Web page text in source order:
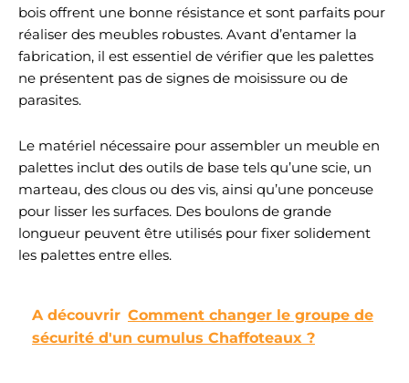
bois offrent une bonne résistance et sont parfaits pour
réaliser des meubles robustes. Avant d’entamer la
fabrication, il est essentiel de vérifier que les palettes
ne présentent pas de signes de moisissure ou de
parasites.
Le matériel nécessaire pour assembler un meuble en
palettes inclut des outils de base tels qu’une scie, un
marteau, des clous ou des vis, ainsi qu’une ponceuse
pour lisser les surfaces. Des boulons de grande
longueur peuvent être utilisés pour fixer solidement
les palettes entre elles.
A découvrir Comment changer le groupe de
sécurité d'un cumulus Chaffoteaux ?